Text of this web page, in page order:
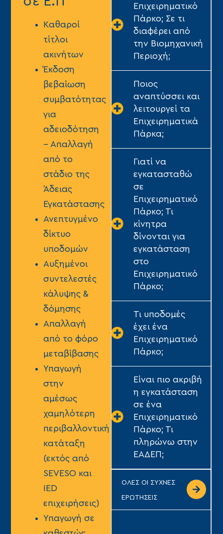
Kαθαροί
τίτλοι
ακινήτων
Έκδοση
βεβαίωση
συμβατότητας
για
αδειοδότηση
– Απαλλαγή
από το
στάδιο της
Άδειας
Εγκατάστασης
Ανεπτυγμένο
δίκτυο
υποδομών
Αυξημένοι
συντελεστές
κάλυψης &
δόμησης
Απαλλαγή
από το φόρο
μεταβίβασης
Υπαγωγή
στην
αμέσως
χαμηλότερη
περιβαλλοντική
κατάταξη
(εκτός από
SEVESO και
IED
επιχειρήσεις)
Υπαγωγή σε
Επιχειρηματικό
Πάρκο; Σε τι
διαφέρει από
την Βιομηχανική
Περιοχή;
Ποιος
αναπτύσσει και
λειτουργεί τα
Επιχειρηματικά
Πάρκα;
Γιατί να
εγκατασταθώ
σε
Επιχειρηματικό
Πάρκο; Τι
κίνητρα
δίνονται για
εγκατάσταση
στο
Επιχειρηματικό
Πάρκο;
Τι υποδομές
έχει ένα
Επιχειρηματικό
Πάρκο;
Είναι πιο ακριβή
η εγκατάσταση
σε ένα
Επιχειρηματικό
Πάρκο; Τι
πληρώνω στην
ΕΑΔΕΠ;
ΟΛΕΣ ΟΙ ΣΥΧΝΕΣ
ΕΡΩΤΗΣΕΙΣ